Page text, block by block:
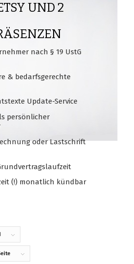
UND 2
nach § 19 UstG
& bedarfsgerechte
Update-Service
persönlicher
oder Lastschrift
(!) monatlich kündbar